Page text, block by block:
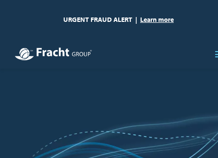
URGENT FRAUD ALERT | Learn more